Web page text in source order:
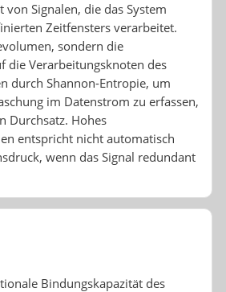
von Signalen, die das System
Zeitfensters verarbeitet.
sondern die
die Verarbeitungsknoten des
durch Shannon-Entropie, um
im Datenstrom zu erfassen,
Durchsatz. Hohes
entspricht nicht automatisch
wenn das Signal redundant
Bindungskapazität des